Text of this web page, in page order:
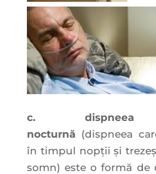
c. dispneea
nocturnă (dispneea
în timpul nopţii şi
somn) este o formă de